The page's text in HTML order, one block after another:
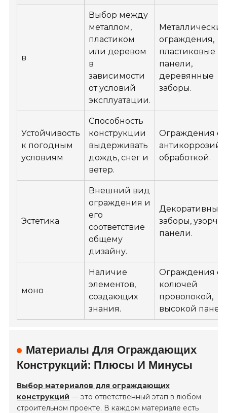
в
Выбор между
металлом,
пластиком
или деревом
в
зависимости
от условий
эксплуатации.
Металлические
ограждения,
пластиковые
панели,
деревянные
заборы.
Устойчивость
к погодным
условиям
Способность
конструкции
выдерживать
дождь, снег и
ветер.
Ограждения с
обработкой.
Эстетика
Внешний вид
ограждения и
его
соответствие
общему
дизайну.
Декоративные
заборы,
панели.
моно
Наличие
элементов,
создающих
знания.
Ограждения с
колючей
проволокой,
высокой
Материалы Для Ограждающих
Конструкций: Плюсы И Минусы
Выбор материалов для ограждающих
конструкций — это ответственный этап в любом
строительном проекте. В каждом материале есть